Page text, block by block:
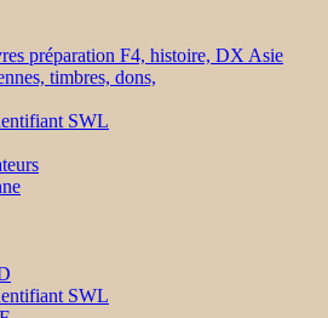
préparation F4, histoire, DX Asie
timbres, dons,
SWL
SWL